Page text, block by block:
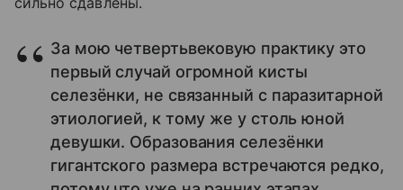
За мою четвертьвековую практику это
первый случай огромной кисты
селезёнки, не связанный с паразитарной
этиологией, к тому же у столь юной
девушки. Образования селезёнки
гигантского размера встречаются редко,